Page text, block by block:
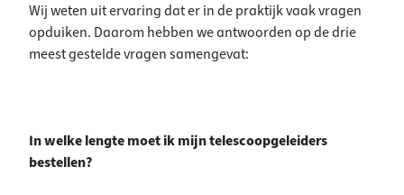
Wij weten uit ervaring dat er in de praktijk vaak vragen
opduiken. Daarom hebben we antwoorden op de drie
meest gestelde vragen samengevat:
In welke lengte moet ik mijn telescoopgeleiders
bestellen?